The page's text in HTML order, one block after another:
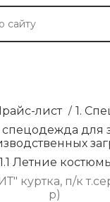
лист / 1.
спецодежда для
Летние
куртка, п/к
р)